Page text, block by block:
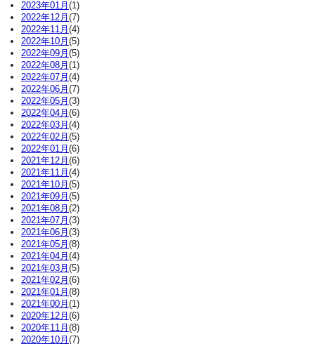
2023年01月(1)
2022年12月(7)
2022年11月(4)
2022年10月(5)
2022年09月(5)
2022年08月(1)
2022年07月(4)
2022年06月(7)
2022年05月(3)
2022年04月(6)
2022年03月(4)
2022年02月(5)
2022年01月(6)
2021年12月(6)
2021年11月(4)
2021年10月(5)
2021年09月(5)
2021年08月(2)
2021年07月(3)
2021年06月(3)
2021年05月(8)
2021年04月(4)
2021年03月(5)
2021年02月(6)
2021年01月(8)
2021年00月(1)
2020年12月(6)
2020年11月(8)
2020年10月(7)